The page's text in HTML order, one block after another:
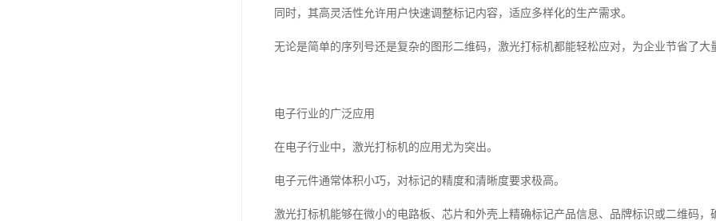
同时，其高灵活性允许用户快速调整标记内容，适应多样化的生产需求。
无论是简单的序列号还是复杂的图形二维码，激光打标机都能轻松应对，为企业节省了大
电子行业的广泛应用
在电子行业中，激光打标机的应用尤为突出。
电子元件通常体积小巧，对标记的精度和清晰度要求极高。
激光打标机能够在微小的电路板、芯片和外壳上精确标记产品信息、品牌标识或二维码，